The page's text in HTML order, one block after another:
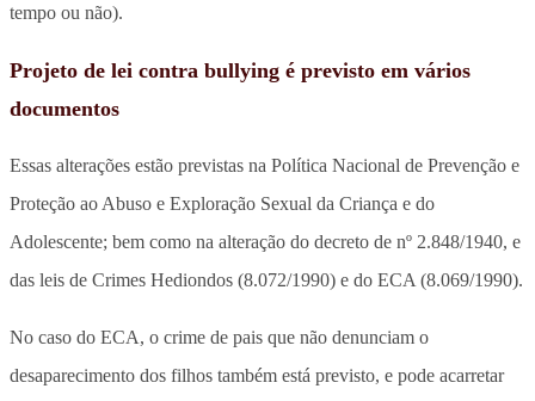
tempo ou não).
Projeto de lei contra bullying é previsto em vários
documentos
Essas alterações estão previstas na Política Nacional de Prevenção e
Proteção ao Abuso e Exploração Sexual da Criança e do
Adolescente; bem como na alteração do decreto de nº 2.848/1940, e
das leis de Crimes Hediondos (8.072/1990) e do ECA (8.069/1990).
No caso do ECA, o crime de pais que não denunciam o
desaparecimento dos filhos também está previsto, e pode acarretar